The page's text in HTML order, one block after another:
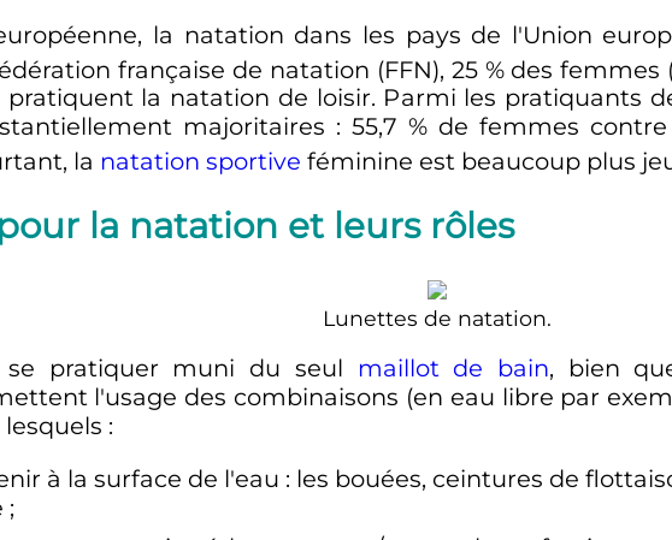
la natation dans les pays de l'Union
française de natation (FFN), 25 % des femmes
pratiquent la natation de loisir. Parmi les pratiquants
majoritaires : 55,7 % de femmes contre
la natation sportive féminine est beaucoup plus
la natation et leurs rôles
Lunettes de natation.
pratiquer muni du seul maillot de bain, bien
l'usage des combinaisons (en eau libre par
:
à la surface de l'eau : les bouées, ceintures de
;